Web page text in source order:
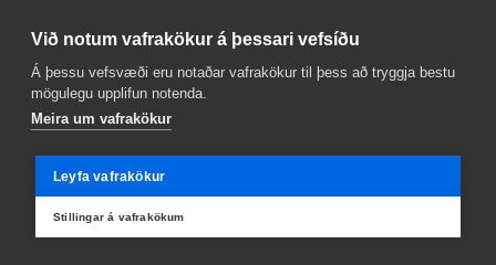
Facebook
Við notum vafrakökur á þessari vefsíðu
Á þessu vefsvæði eru notaðar vafrakökur til þess að tryggja bestu
mögulegu upplifun notenda.
Meira um vafrakökur
Leyfa vafrakökur
Stillingar á vafrakökum